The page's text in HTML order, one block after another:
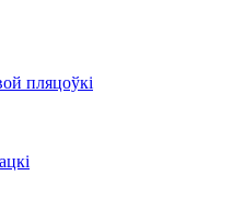
пляцоўкі